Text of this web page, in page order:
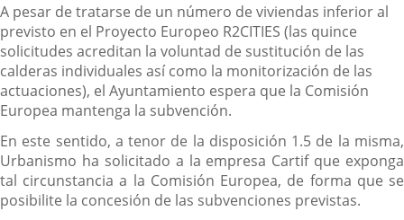
A pesar de tratarse de un número de viviendas inferior al
previsto en el Proyecto Europeo R2CITIES (las quince
solicitudes acreditan la voluntad de sustitución de las
calderas individuales así como la monitorización de las
actuaciones), el Ayuntamiento espera que la Comisión
Europea mantenga la subvención.
En este sentido, a tenor de la disposición 1.5 de la misma,
Urbanismo ha solicitado a la empresa Cartif que exponga
tal circunstancia a la Comisión Europea, de forma que se
posibilite la concesión de las subvenciones previstas.